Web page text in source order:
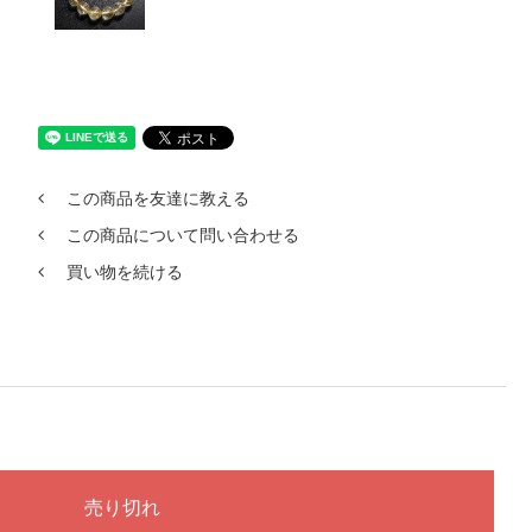
この商品を友達に教える
この商品について問い合わせる
買い物を続ける